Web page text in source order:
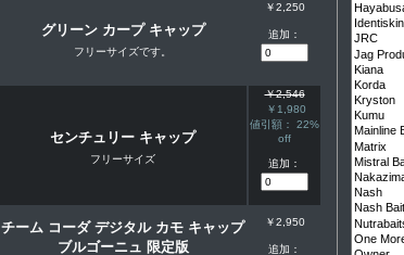
グリーン カープ キャップ
フリーサイズです。
￥2,250
追加：
センチュリー キャップ
フリーサイズ
￥2,546
￥1,980
値引額： 22%
off
追加：
チーム コーダ デジタル カモ キャップ
ブルゴーニュ 限定版
￥2,950
追加：